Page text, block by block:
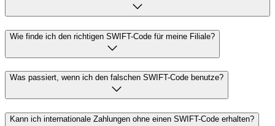
Wie finde ich den richtigen SWIFT-Code für meine Filiale?
Was passiert, wenn ich den falschen SWIFT-Code benutze?
Kann ich internationale Zahlungen ohne einen SWIFT-Code erhalten?